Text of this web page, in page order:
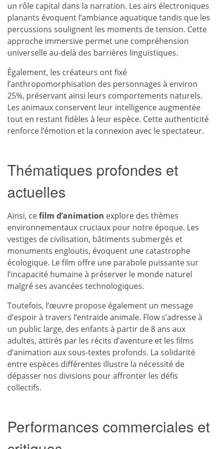
un rôle capital dans la narration. Les airs électroniques
planants évoquent l’ambiance aquatique tandis que les
percussions soulignent les moments de tension. Cette
approche immersive permet une compréhension
universelle au-delà des barrières linguistiques.
Également, les créateurs ont fixé
l’anthropomorphisation des personnages à environ
25%, préservant ainsi leurs comportements naturels.
Les animaux conservent leur intelligence augmentée
tout en restant fidèles à leur espèce. Cette authenticité
renforce l’émotion et la connexion avec le spectateur.
Thématiques profondes et
actuelles
Ainsi, cefilm d’animation explore des thèmes
environnementaux cruciaux pour notre époque. Les
vestiges de civilisation, bâtiments submergés et
monuments engloutis, évoquent une catastrophe
écologique. Le film offre une parabole puissante sur
l’incapacité humaine à préserver le monde naturel
malgré ses avancées technologiques.
Toutefois, l’œuvre propose également un message
d’espoir à travers l’entraide animale. Flow s’adresse à
un public large, des enfants à partir de 8 ans aux
adultes, attirés par les récits d’aventure et les films
d’animation aux sous-textes profonds. La solidarité
entre espèces différentes illustre la nécessité de
dépasser nos divisions pour affronter les défis
collectifs.
Performances commerciales et